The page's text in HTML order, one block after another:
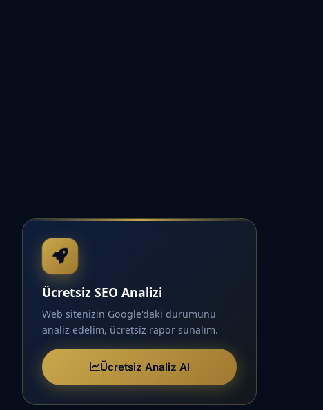
Ücretsiz SEO Analizi
Web sitenizin Google'daki durumunu
analiz edelim, ücretsiz rapor sunalım.
Ücretsiz Analiz Al